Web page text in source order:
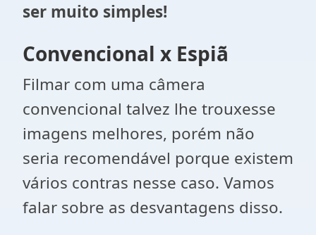
ser muito simples!
Convencional x Espiã
Filmar com uma câmera
convencional talvez lhe trouxesse
imagens melhores, porém não
seria recomendável porque existem
vários contras nesse caso. Vamos
falar sobre as desvantagens disso.